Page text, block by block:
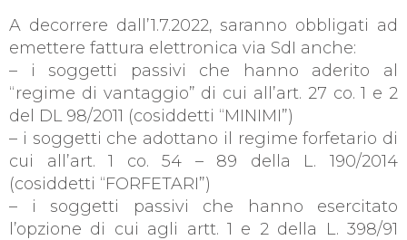
A decorrere dall’1.7.2022, saranno obbligati ad
emettere fattura elettronica via SdI anche:
– i soggetti passivi che hanno aderito al
“regime di vantaggio” di cui all’art. 27 co. 1 e 2
del DL 98/2011 (cosiddetti “MINIMI”)
– i soggetti che adottano il regime forfetario di
cui all’art. 1 co. 54 – 89 della L. 190/2014
(cosiddetti “FORFETARI”)
– i soggetti passivi che hanno esercitato
l’opzione di cui agli artt. 1 e 2 della L. 398/91